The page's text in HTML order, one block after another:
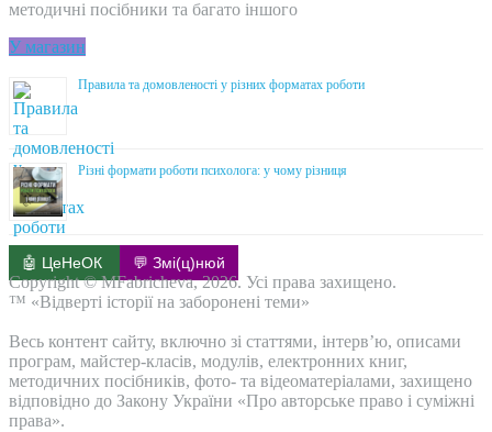
методичні посібники та багато іншого
У магазин
Правила та домовленості у різних форматах роботи
Різні формати роботи психолога: у чому різниця
🤖 ЦеНеОК 💬 Змі(ц)нюй
Copyright © MFabricheva, 2026. Усі права захищено.
™ «Відверті історії на заборонені теми»
Весь контент сайту, включно зі статтями, інтерв’ю, описами
програм, майстер-класів, модулів, електронних книг,
методичних посібників, фото- та відеоматеріалами, захищено
відповідно до Закону України «Про авторське право і суміжні
права».